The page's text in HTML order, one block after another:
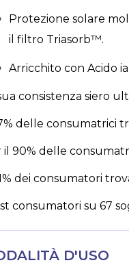
Protezione solare
il filtro Triasorb™.
Arricchito con Acido
consistenza siero
delle consumatrici
il 90% delle
dei consumatori
consumatori su 67
D'USO